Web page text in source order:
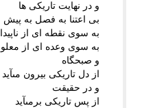
و در نهایت تاریکى ها
بى اعتنا به فصل به پیش
به سوى نقطه اى از ناپیدا
به سوى وعده اى از
و صبحگاه
از دل تاریکى بیرون مىآید
و در حقیقت
از پس تاریکى برمىآید